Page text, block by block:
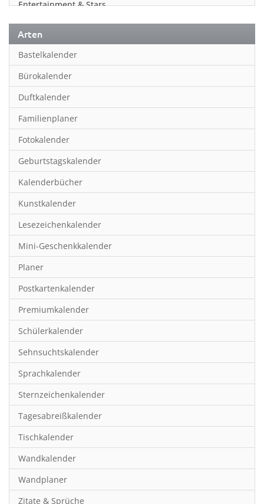
Entertainment & Stars
Erotik
Essen & Trinken
Familienplaner
Fantasy
Film
Fotokunst
Frauen
Fußball
Gaming
Geburtstagskalender
Geschichte
Hobby & Basteln
Humor & Cartoon
Inspiration & Entspannung
Inspiration & Spiritualität
Kinderkalender
Kunst
Länder & Städte
Landschaft & Natur
Lifestyle
Literatur
Manga & Animé
Neutrale Kalender
Arten
Bastelkalender
Bürokalender
Duftkalender
Familienplaner
Fotokalender
Geburtstagskalender
Kalenderbücher
Kunstkalender
Lesezeichenkalender
Mini-Geschenkkalender
Planer
Postkartenkalender
Premiumkalender
Schülerkalender
Sehnsuchtskalender
Sprachkalender
Sternzeichenkalender
Tagesabreißkalender
Tischkalender
Wandkalender
Wandplaner
Zitate & Sprüche